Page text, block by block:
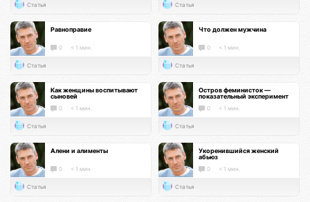
Статья Статья
Равноправие
0 < 1 мин.
Статья
Что должен мужчина
0 < 1 мин.
Статья
Как женщины воспитывают
сыновей
0 < 1 мин.
Статья
Остров феминисток —
показательный эксперимент
0 < 1 мин.
Статья
Алени и алименты
0 < 1 мин.
Статья
Укоренившийся женский
абьюз
0 < 1 мин.
Статья